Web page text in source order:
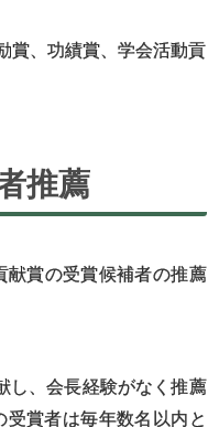
賞、功績賞、学会活動貢
推薦
賞の受賞候補者の推薦
し、会長経験がなく推薦
賞者は毎年数名以内と